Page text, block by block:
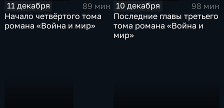
11 декабря
89 мин
Начало четвёртого тома
романа «Война и мир»
10 декабря
98 мин
Последние главы третьего
тома романа «Война и
мир»